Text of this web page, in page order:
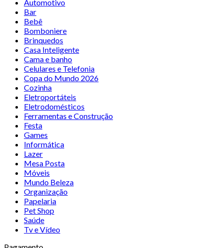
Automotivo
Bar
Bebê
Bomboniere
Brinquedos
Casa Inteligente
Cama e banho
Celulares e Telefonia
Copa do Mundo 2026
Cozinha
Eletroportáteis
Eletrodomésticos
Ferramentas e Construção
Festa
Games
Informática
Lazer
Mesa Posta
Móveis
Mundo Beleza
Organização
Papelaria
Pet Shop
Saúde
Tv e Vídeo